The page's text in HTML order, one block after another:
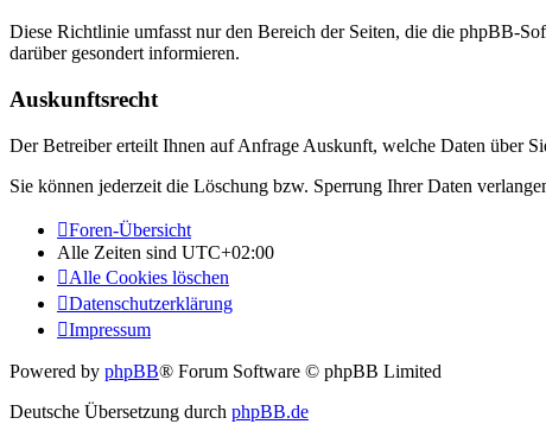
Diese Richtlinie umfasst nur den Bereich der Seiten, die die phpBB-
darüber gesondert informieren.
Auskunftsrecht
Der Betreiber erteilt Ihnen auf Anfrage Auskunft, welche Daten über
Sie können jederzeit die Löschung bzw. Sperrung Ihrer Daten
Foren-Übersicht
Alle Zeiten sind UTC+02:00
Alle Cookies löschen
Datenschutzerklärung
Impressum
Powered by phpBB® Forum Software © phpBB Limited
Deutsche Übersetzung durch phpBB.de